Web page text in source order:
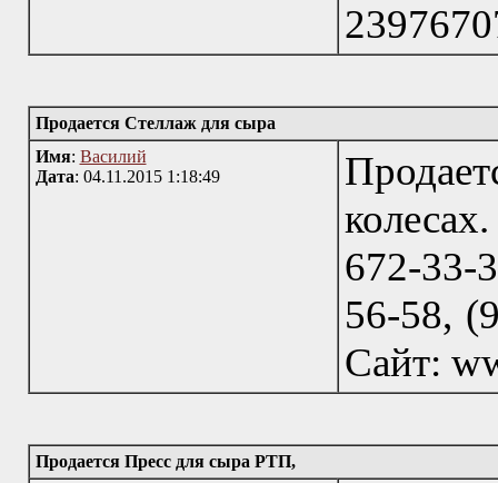
Продается Стеллаж для сыра
Имя: Василий
Дата: 04.11.2015 1:18:49
672-33-
56-58,
Сайт:
Продается Пресс для сыра РТП,